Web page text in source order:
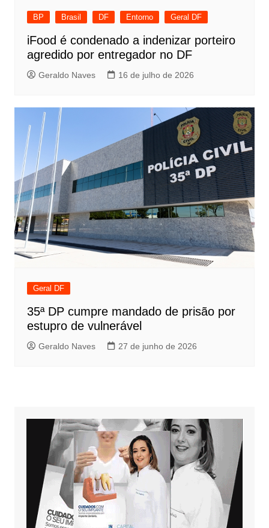
BP Brasil DF Entorno Geral DF
iFood é condenado a indenizar porteiro
agredido por entregador no DF
Geraldo Naves 16 de julho de 2026
Geral DF
35ª DP cumpre mandado de prisão por
estupro de vulnerável
Geraldo Naves 27 de junho de 2026